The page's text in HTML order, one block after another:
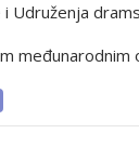
Udruženja